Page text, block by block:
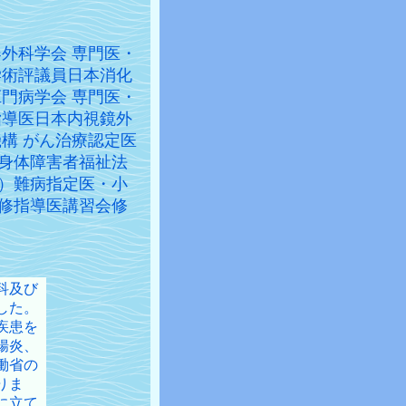
科学会 専門医・
評議員日本消化
病学会 専門医・
医日本内視鏡外
がん治療認定医
体障害者福祉法
難病指定医・小
指導医講習会修
及び
。
患を
、
省の
ま
立て